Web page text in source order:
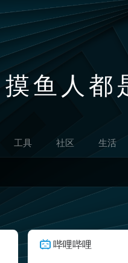
鱼人都
工具 社区 生活
哔哩哔哩